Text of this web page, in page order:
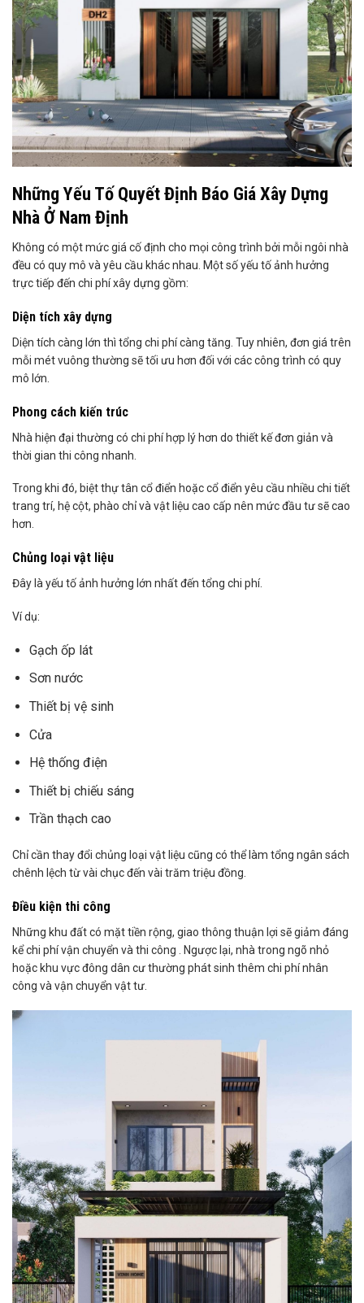
Những Yếu Tố Quyết Định Báo Giá Xây Dựng
Nhà Ở Nam Định
Không có một mức giá cố định cho mọi công trình bởi mỗi ngôi nhà
đều có quy mô và yêu cầu khác nhau. Một số yếu tố ảnh hưởng
trực tiếp đến chi phí xây dựng gồm:
Diện tích xây dựng
Diện tích càng lớn thì tổng chi phí càng tăng. Tuy nhiên, đơn giá trên
mỗi mét vuông thường sẽ tối ưu hơn đối với các công trình có quy
mô lớn.
Phong cách kiến trúc
Nhà hiện đại thường có chi phí hợp lý hơn do thiết kế đơn giản và
thời gian thi công nhanh.
Trong khi đó, biệt thự tân cổ điển hoặc cổ điển yêu cầu nhiều chi tiết
trang trí, hệ cột, phào chỉ và vật liệu cao cấp nên mức đầu tư sẽ cao
hơn.
Chủng loại vật liệu
Đây là yếu tố ảnh hưởng lớn nhất đến tổng chi phí.
Ví dụ:
Gạch ốp lát
Sơn nước
Thiết bị vệ sinh
Cửa
Hệ thống điện
Thiết bị chiếu sáng
Trần thạch cao
Chỉ cần thay đổi chủng loại vật liệu cũng có thể làm tổng ngân sách
chênh lệch từ vài chục đến vài trăm triệu đồng.
Điều kiện thi công
Những khu đất có mặt tiền rộng, giao thông thuận lợi sẽ giảm đáng
kể chi phí vận chuyển và thi công . Ngược lại, nhà trong ngõ nhỏ
hoặc khu vực đông dân cư thường phát sinh thêm chi phí nhân
công và vận chuyển vật tư.